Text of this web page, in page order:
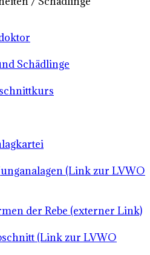
Schädlinge
(Link zur LVWO
der Rebe (externer Link)
(Link zur LVWO